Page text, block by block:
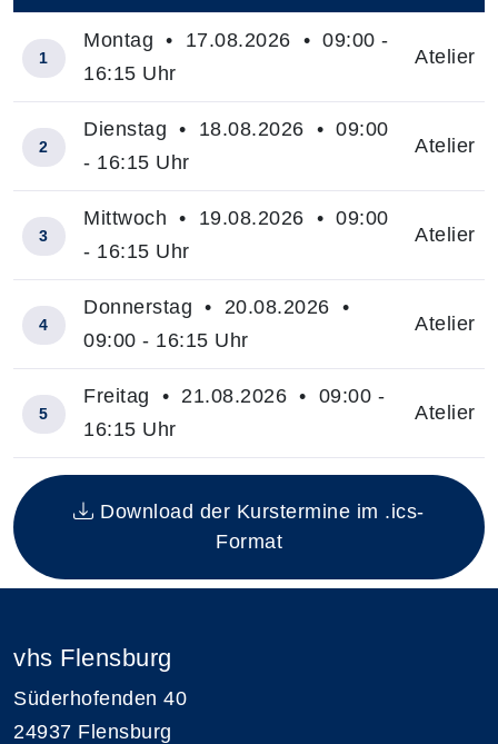
Insgesamt gibt es 5 Termine zum diesen Kurs
1
Montag • 17.08.2026 • 09:00 -
16:15 Uhr
Atelier
2
Dienstag • 18.08.2026 • 09:00
- 16:15 Uhr
Atelier
3
Mittwoch • 19.08.2026 • 09:00
- 16:15 Uhr
Atelier
4
Donnerstag • 20.08.2026 •
09:00 - 16:15 Uhr
Atelier
5
Freitag • 21.08.2026 • 09:00 -
16:15 Uhr
Atelier
Download der Kurstermine im .ics-
Format
vhs Flensburg
Süderhofenden 40
24937 Flensburg